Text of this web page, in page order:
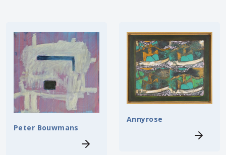
Peter Bouwmans
Annyrose